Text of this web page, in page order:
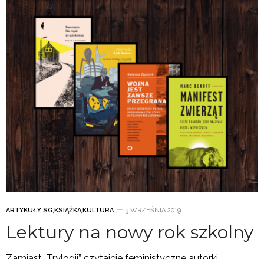
ARTYKUŁY SG,KSIĄŻKA,KULTURA 3 WRZEŚNIA 2019
Lektury na nowy rok szkolny